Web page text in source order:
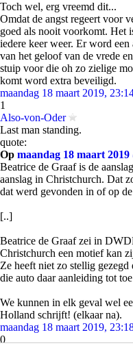
Toch wel, erg vreemd dit...
Omdat de angst regeert voor
goed als nooit voorkomt. Het
iedere keer weer. Er word een
van het geloof van de vrede
stuip voor die oh zo zielige
komt word extra beveiligd.
maandag 18 maart 2019,
1
Also-von-Oder
Last man standing.
quote:
Op maandag 18 maart 2019
Beatrice de Graaf is de
aanslag in Christchurch. Dat
dat werd gevonden in of op
[..]
Beatrice de Graaf zei in
Christchurch een motief kan
Ze heeft niet zo stellig
die auto daar aanleiding tot
We kunnen in elk geval wel
Holland schrijft! (elkaar na).
maandag 18 maart 2019,
0